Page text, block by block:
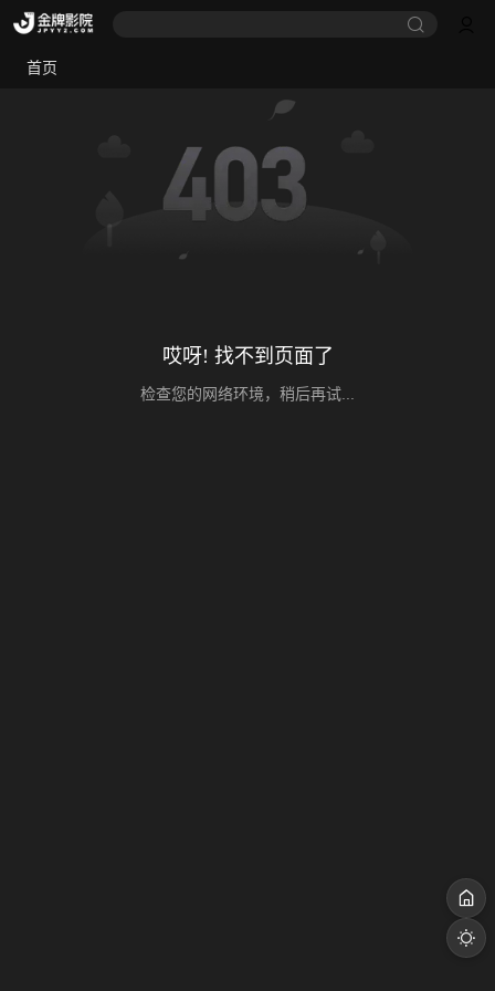
首页
哎呀! 找不到页面了
检查您的网络环境，稍后再试...